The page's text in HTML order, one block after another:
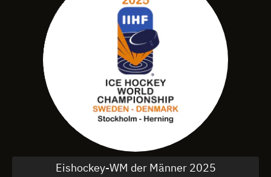
Eishockey-WM der Männer 2025